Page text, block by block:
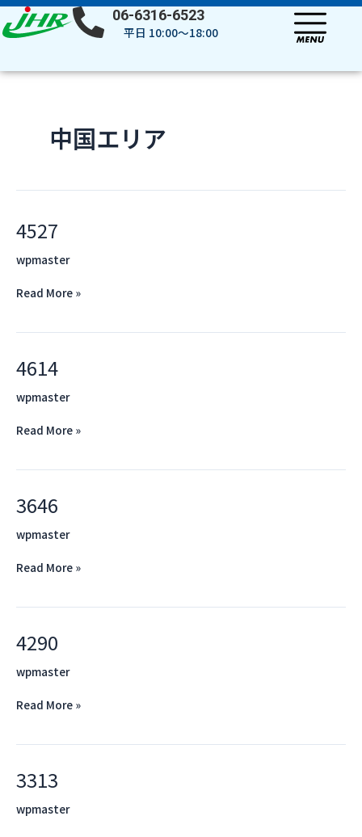
内
容
キ
06-6316-6523
平日 10:00～18:00
中国エリア
4527
wpmaster
4527
Read More »
4614
wpmaster
4614
Read More »
3646
wpmaster
3646
Read More »
4290
wpmaster
4290
Read More »
3313
wpmaster
3313
投
稿
ー